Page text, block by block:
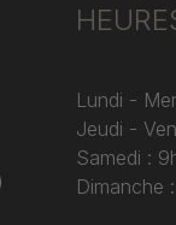
Lundi -
Jeudi -
Samedi :
Dimanche